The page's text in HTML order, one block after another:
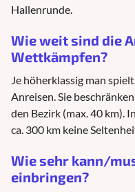
Hallenrunde.
Wie weit sind die
Wettkämpfen?
Je höherklassig man
Anreisen. Sie
den Bezirk (max. 40 km).
ca. 300 km keine
Wie sehr kann/
einbringen?